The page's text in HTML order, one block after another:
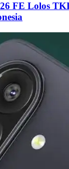
FE Lolos